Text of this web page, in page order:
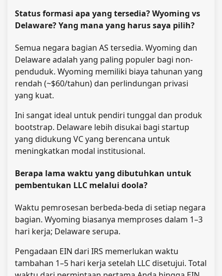
Status formasi apa yang tersedia? Wyoming vs
Delaware? Yang mana yang harus saya pilih?
Semua negara bagian AS tersedia. Wyoming dan
Delaware adalah yang paling populer bagi non-
penduduk. Wyoming memiliki biaya tahunan yang
rendah (~$60/tahun) dan perlindungan privasi
yang kuat.
Ini sangat ideal untuk pendiri tunggal dan produk
bootstrap. Delaware lebih disukai bagi startup
yang didukung VC yang berencana untuk
meningkatkan modal institusional.
Berapa lama waktu yang dibutuhkan untuk
pembentukan LLC melalui doola?
Waktu pemrosesan berbeda-beda di setiap negara
bagian. Wyoming biasanya memproses dalam 1–3
hari kerja; Delaware serupa.
Pengadaan EIN dari IRS memerlukan waktu
tambahan 1–5 hari kerja setelah LLC disetujui. Total